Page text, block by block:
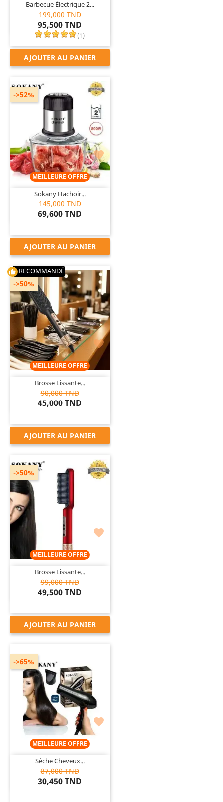
Barbecue Électrique 2...
199,000 TND
95,500 TND
(1 )
AJOUTER AU PANIER

MEILLEURE OFFRE
Sokany Hachoir...
145,000 TND
69,600 TND
->52%
AJOUTER AU PANIER

thumb_up RECOMMANDÉ
MEILLEURE OFFRE
Brosse Lissante...
90,000 TND
45,000 TND
->50%
AJOUTER AU PANIER

MEILLEURE OFFRE
Brosse Lissante...
99,000 TND
49,500 TND
->50%
AJOUTER AU PANIER

MEILLEURE OFFRE
Sèche Cheveux...
87,000 TND
30,450 TND
->65%